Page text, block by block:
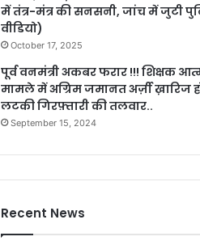
में तंत्र-मंत्र की सनसनी, जांच में जुटी
वीडियो)
October 17, 2025
पूर्व वनमंत्री अकबर फरार !!! शिक्षक
मामले में अग्रिम जमानत अर्ज़ी ख़ारिज
लटकी गिरफ़्तारी की तलवार..
September 15, 2024
Recent News